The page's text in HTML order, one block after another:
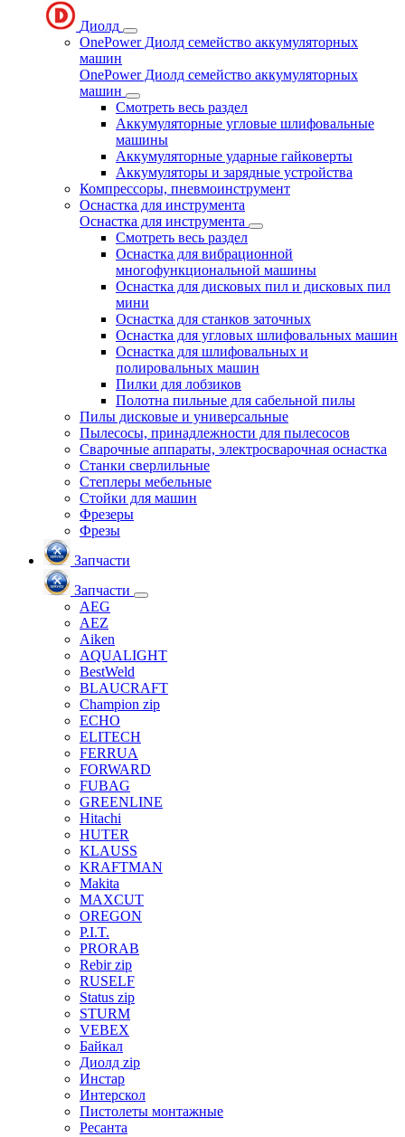
Диолд
OnePower Диолд семейство аккумуляторных
машин
OnePower Диолд семейство аккумуляторных
машин
Смотреть весь раздел
Аккумуляторные угловые шлифовальные
машины
Аккумуляторные ударные гайковерты
Аккумуляторы и зарядные устройства
Компрессоры, пневмоинструмент
Оснастка для инструмента
Оснастка для инструмента
Смотреть весь раздел
Оснастка для вибрационной
многофункциональной машины
Оснастка для дисковых пил и дисковых пил
мини
Оснастка для станков заточных
Оснастка для угловых шлифовальных машин
Оснастка для шлифовальных и
полировальных машин
Пилки для лобзиков
Полотна пильные для сабельной пилы
Пилы дисковые и универсальные
Пылесосы, принадлежности для пылесосов
Сварочные аппараты, электросварочная оснастка
Станки сверлильные
Степлеры мебельные
Стойки для машин
Фрезеры
Фрезы
Запчасти
Запчасти
AEG
AEZ
Aiken
AQUALIGHT
BestWeld
BLAUCRAFT
Champion zip
ECHO
ELITECH
FERRUA
FORWARD
FUBAG
GREENLINE
Hitachi
HUTER
KLAUSS
KRAFTMAN
Makita
MAXCUT
OREGON
P.I.T.
PRORAB
Rebir zip
RUSELF
Status zip
STURM
VEBEX
Байкал
Диолд zip
Инстар
Интерскол
Пистолеты монтажные
Ресанта